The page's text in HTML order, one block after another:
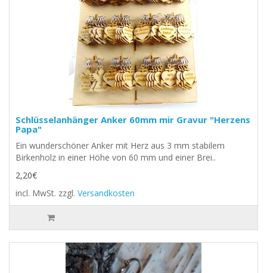
Schlüsselanhänger Anker 60mm mir Gravur "Herzens
Papa"
Ein wunderschöner Anker mit Herz aus 3 mm stabilem
Birkenholz in einer Höhe von 60 mm und einer Brei..
2,20€
incl. MwSt. zzgl. Versandkosten